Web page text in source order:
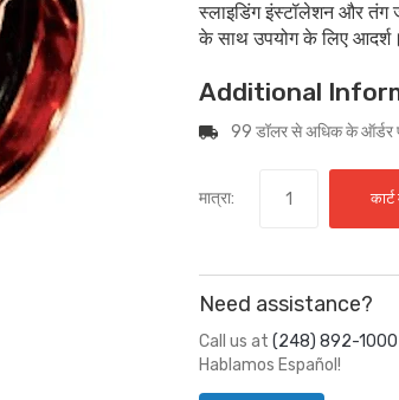
स्लाइडिंग इंस्टॉलेशन और
के साथ उपयोग के लिए आदर्श।
Additional
99 डॉलर से अधिक के ऑर्डर
मात्रा:
Need assistance?
Call us at (248) 892-1000
Hablamos Español!